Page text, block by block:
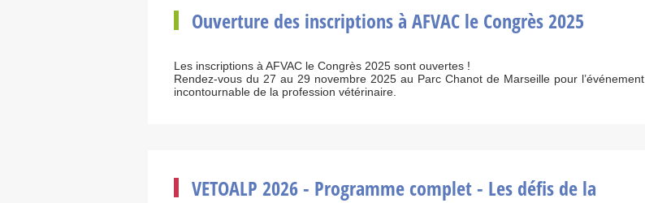
Ouverture des inscriptions à AFVAC le Congrès 2025
Les inscriptions à AFVAC le Congrès 2025 sont ouvertes !
Rendez-vous du 27 au 29 novembre 2025 au Parc Chanot de Marseille pour l’événement
incontournable de la profession vétérinaire.
VETOALP 2026 - Programme complet - Les défis de la